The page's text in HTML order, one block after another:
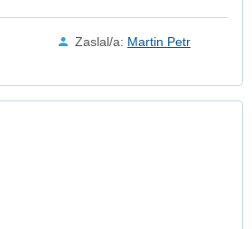
Zaslal/a: Martin Petr